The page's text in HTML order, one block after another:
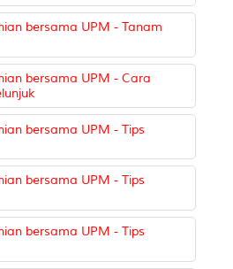
bersama UPM - Tanam
bersama UPM - Cara
bersama UPM - Tips
bersama UPM - Tips
bersama UPM - Tips